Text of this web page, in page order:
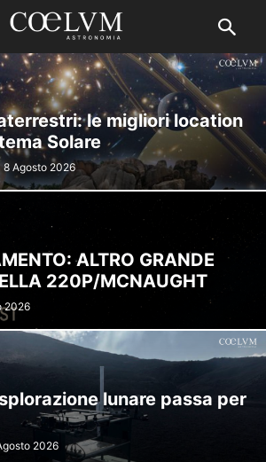
le migliori location
Solare
8 Agosto 2026
ALTRO GRANDE
220P/MCNAUGHT
2026
lunare passa per
2026